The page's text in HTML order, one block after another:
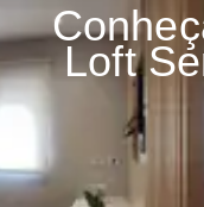
Loft